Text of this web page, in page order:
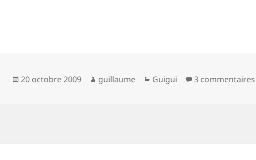
Publié
20 octobre 2009 Auteur
guillaume Catégories
Guigui 3 commentaires